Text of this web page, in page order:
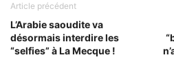
Article précédent
L’Arabie saoudite va
désormais interdire les
“selfies” à La Mecque !